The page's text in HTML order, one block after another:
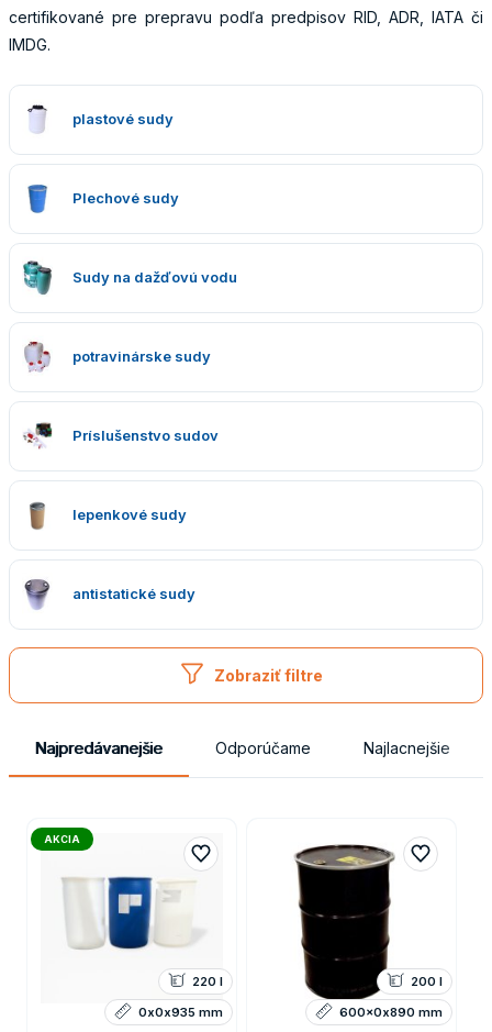
certifikované pre prepravu podľa predpisov RID, ADR, IATA či
IMDG.
Obaly
plastové sudy
Plechové sudy
Sudy na dažďovú vodu
potravinárske sudy
Príslušenstvo sudov
lepenkové sudy
antistatické sudy
Zobraziť filtre
Najpredávanejšie Odporúčame Najlacnejšie
AKCIA
220 l
0x0x935 mm
200 l
600x0x890 mm